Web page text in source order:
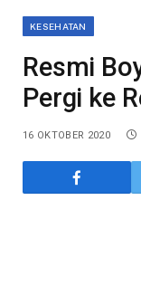
KESEHATAN
Resmi
Pergi ke
16 OKTOBER 2020